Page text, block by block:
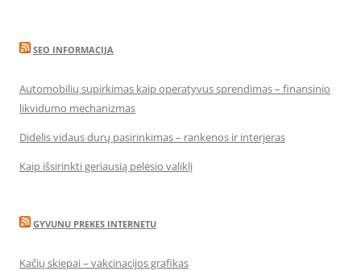
SEO INFORMACIJA
Automobilių supirkimas kaip operatyvus sprendimas – finansinio
likvidumo mechanizmas
Didelis vidaus durų pasirinkimas – rankenos ir interjeras
Kaip išsirinkti geriausią pelėsio valiklį
GYVUNU PREKES INTERNETU
Kačių skiepai – vakcinacijos grafikas